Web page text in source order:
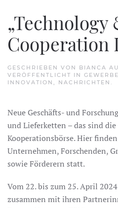
„Technology
Cooperation
GESCHRIEBEN VON BIANCA
VERÖFFENTLICHT IN
INNOVATION , NACHRICHTEN .
Neue Geschäfts- und
und Lieferketten – das sind
Kooperationsbörse. Hier
Unternehmen, Forschenden,
sowie Förderern statt.
Vom 22. bis zum 25. April
zusammen mit ihren